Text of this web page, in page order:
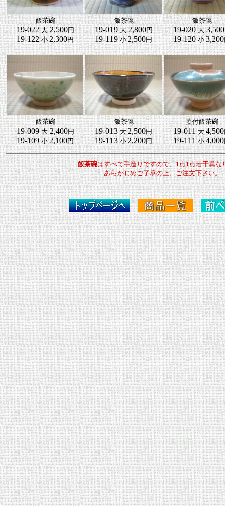
飯茶碗
19-022大2,500円
19-122小2,300円
飯茶碗
19-019大2,800円
19-119小2,500円
飯茶碗
19-020大3,500
19-120小3,200
飯茶碗
19-009大2,400円
19-109小2,100円
飯茶碗
19-013大2,500円
19-113小2,200円
蓋付飯茶碗
19-011大4,500
19-111小4,000
飯茶碗はすべて手造りですので、1点1点若干異な
あらかじめご了承の上、ご注文下さい。